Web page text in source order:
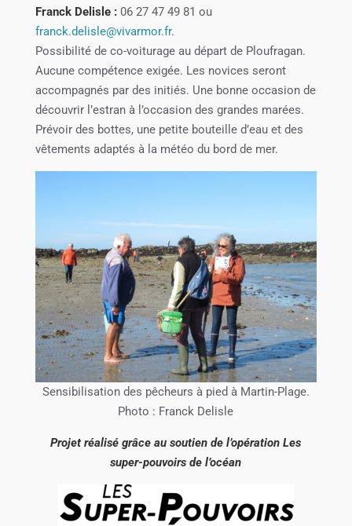
Franck Delisle :06 27 47 49 81 ou
franck.delisle@vivarmor.fr.
Possibilité de co-voiturage au départ de Ploufragan.
Aucune compétence exigée. Les novices seront
accompagnés par des initiés. Une bonne occasion de
découvrir l’estran à l’occasion des grandes marées.
Prévoir des bottes, une petite bouteille d’eau et des
vêtements adaptés à la météo du bord de mer.
Sensibilisation des pêcheurs à pied à Martin-Plage.
Photo : Franck Delisle
Projet réalisé grâce au soutien de l’opération Les
super-pouvoirs de l’océan